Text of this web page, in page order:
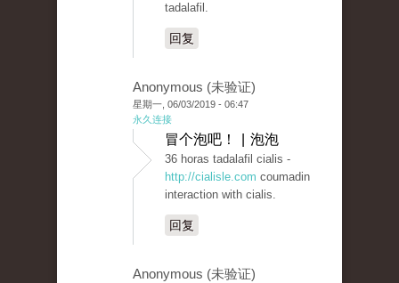
tadalafil.
回复
Anonymous (未验证)
星期一, 06/03/2019 - 06:47
永久连接
冒个泡吧！ | 泡泡
36 horas tadalafil cialis -
http://cialisle.com coumadin
interaction with cialis.
回复
Anonymous (未验证)